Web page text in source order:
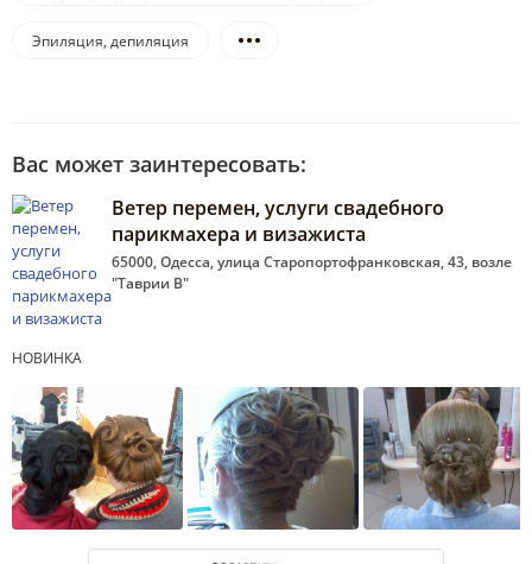
Эпиляция, депиляция
Вас может заинтересовать:
Ветер перемен, услуги свадебного
парикмахера и визажиста
65000, Одесса, улица Старопортофранковская, 43, возле
"Таврии В"
НОВИНКА